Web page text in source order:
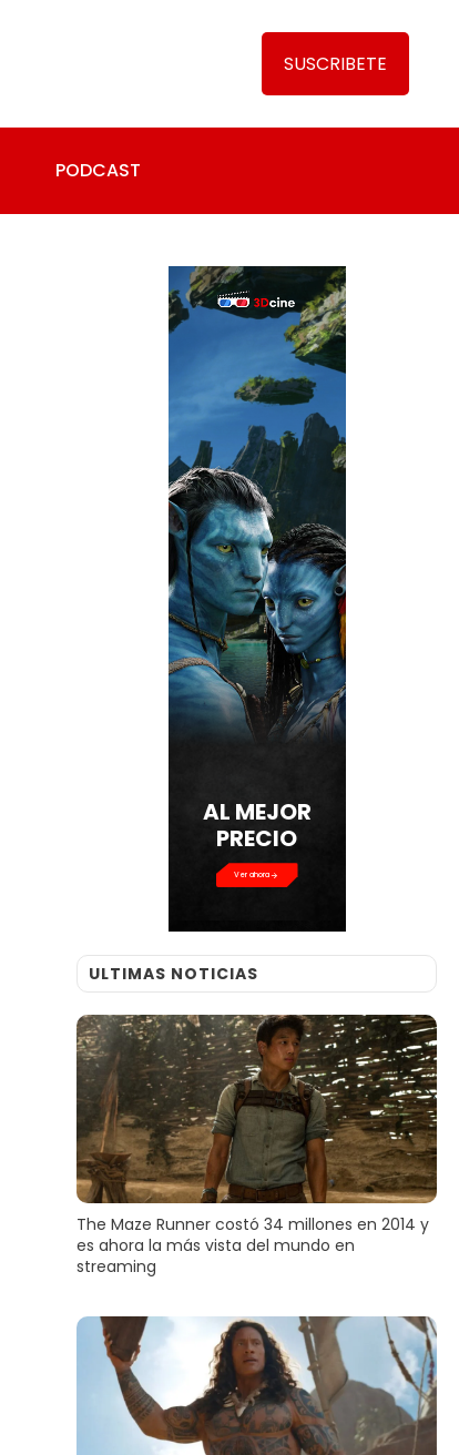
SUSCRIBETE
PODCAST
EDICIONES
ESPECIALES
Ver ahora
ULTIMAS NOTICIAS
The Maze Runner costó 34 millones en 2014 y
es ahora la más vista del mundo en
streaming